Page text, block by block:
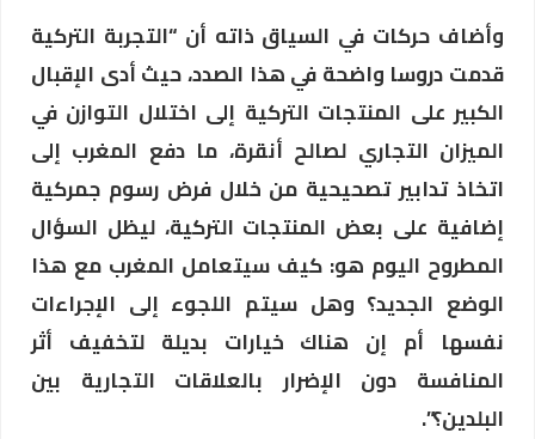
وأضاف حركات في السياق ذاته أن “التجربة التركية
قدمت دروسا واضحة في هذا الصدد، حيث أدى الإقبال
الكبير على المنتجات التركية إلى اختلال التوازن في
الميزان التجاري لصالح أنقرة، ما دفع المغرب إلى
اتخاذ تدابير تصحيحية من خلال فرض رسوم جمركية
إضافية على بعض المنتجات التركية، ليظل السؤال
المطروح اليوم هو: كيف سيتعامل المغرب مع هذا
الوضع الجديد؟ وهل سيتم اللجوء إلى الإجراءات
نفسها أم إن هناك خيارات بديلة لتخفيف أثر
المنافسة دون الإضرار بالعلاقات التجارية بين
البلدين؟”.